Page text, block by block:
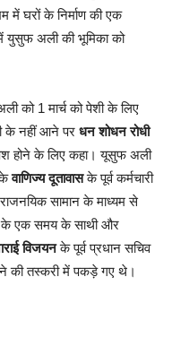
में घरों के निर्माण की एक
युसुफ अली की भूमिका को
को 1 मार्च को पेशी के लिए
के नहीं आने पर धन शोधन रोधी
पेश होने के लिए कहा। यूसुफ अली
केवाणिज्य दूतावासके पूर्व कर्मचारी
सामान के माध्यम से
के एक समय के साथी और
विजयनके पूर्व प्रधान सचिव
की तस्करी में पकड़े गए थे।